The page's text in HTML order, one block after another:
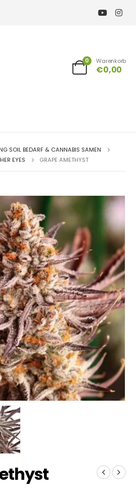
0 Warenkorb
€0,00
SOIL BEDARF & CANNABIS SAMEN
EYES GRAPE AMETHYST